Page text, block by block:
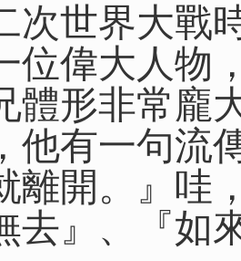
世界大戰時
位偉大人物
體形非常龐
他有一句流
離開。』哇
去』、『如